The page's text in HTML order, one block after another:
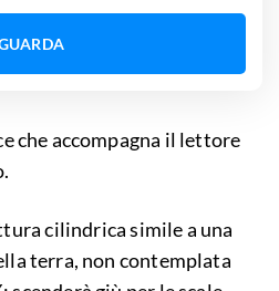
che accompagna il lettore
cilindrica simile a una
terra, non contemplata